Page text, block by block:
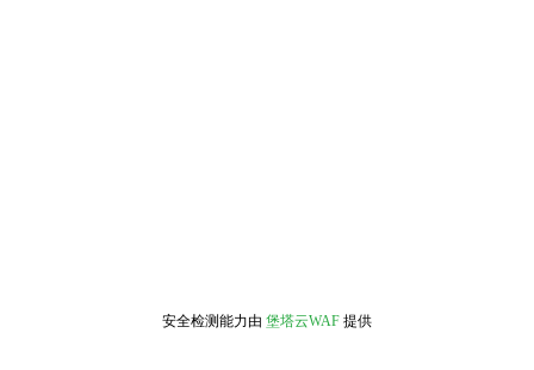
安全检测能力由 堡塔云WAF 提供